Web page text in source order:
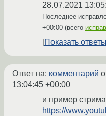
28.07.2021
Последнее
+00:00 (всего
Показать ответы
Ответ на: комментарий
13:04:45 +00:00
и пример
https://